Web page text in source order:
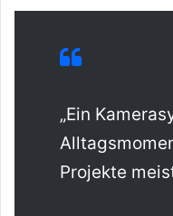
„Ein
Projekte